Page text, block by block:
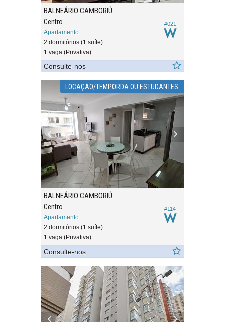
#021
BALNEÁRIO CAMBORIÚ
Centro
Apartamento
2 dormitórios (1 suíte)
1 vaga (Privativa)
Consulte-nos
LOCAÇÃO/TEMPORDA OU ESTUDANTES
#114
BALNEÁRIO CAMBORIÚ
Centro
Apartamento
2 dormitórios (1 suíte)
1 vaga (Privativa)
Consulte-nos